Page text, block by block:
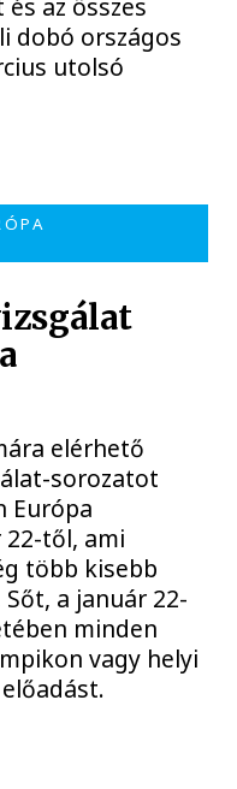
az összes
dobó országos
utolsó
elérhető
sorozatot
Európa
től, ami
több kisebb
a január 22-
minden
vagy helyi